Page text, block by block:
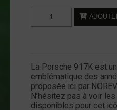
quantité
de
917K
-
1:43
-
La Porsche 917K est
emblématique des
proposée ici par
N’hésitez pas à voir
disponibles pour cet